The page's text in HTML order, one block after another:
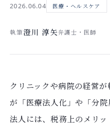
2026.06.04 医療・ヘルスケア
執筆澄川 淳矢弁護士・医師
クリニックや病院の経営
が「医療法人化」や「分
法人には、税務上のメリ